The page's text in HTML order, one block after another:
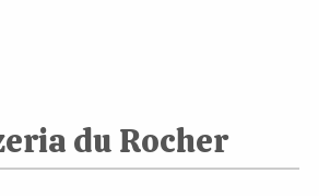
du Rocher